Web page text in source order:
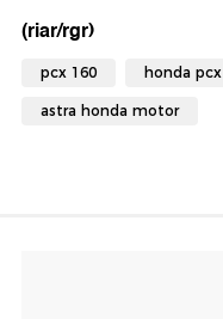
(riar/rgr)
pcx 160 honda pcx
astra honda motor